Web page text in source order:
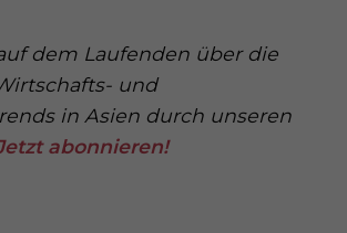
dem Laufenden über die
und
in Asien durch unseren
abonnieren!